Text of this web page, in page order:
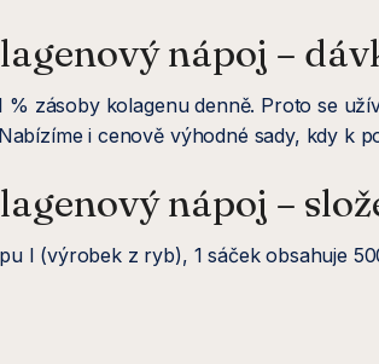
nápoj –
% zásoby kolagenu denně. Proto se
i cenově výhodné sady, kdy k
nápoj –
I (výrobek z ryb), 1 sáček obsahuje